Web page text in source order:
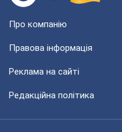
Про компанію
Правова інформація
Реклама на сайті
Редакційна політика